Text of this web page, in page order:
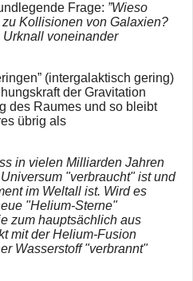
Frage: ”Wieso
Kollisionen von Galaxien?
voneinander
(intergalaktisch gering)
der Gravitation
des Raumes und so bleibt
übrig als
in vielen Milliarden Jahren
"verbraucht" ist und
im Weltall ist. Wird es
"Helium-Sterne"
zum hauptsächlich aus
mit der Helium-Fusion
Wasserstoff "verbrannt"